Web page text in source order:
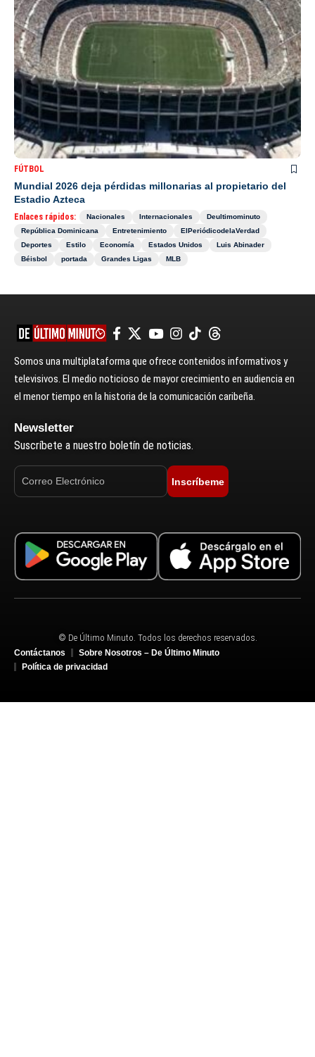
FÚTBOL
Mundial 2026 deja pérdidas millonarias al propietario del
Estadio Azteca
Enlaces rápidos: Nacionales Internacionales
Deultimominuto
República Dominicana
Entretenimiento
ElPeriódicodelaVerdad
Deportes
Estilo Economía Estados Unidos
Luis Abinader
Béisbol
portada Grandes Ligas MLB
Somos una multiplataforma que ofrece contenidos informativos y
televisivos. El medio noticioso de mayor crecimiento en audiencia en
el menor tiempo en la historia de la comunicación caribeña.
Newsletter
Suscríbete a nuestro boletín de noticias.
Inscríbeme
© De Último Minuto. Todos los derechos reservados.
Contáctanos
Sobre Nosotros – De Último Minuto
Política de privacidad